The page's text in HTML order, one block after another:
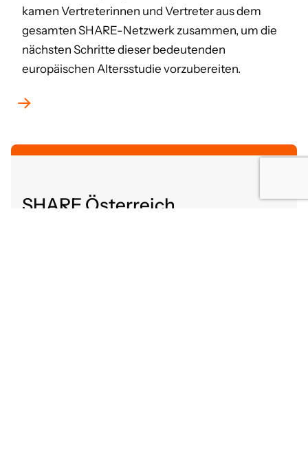
kamen Vertreterinnen und Vertreter aus dem
gesamten SHARE-Netzwerk zusammen, um die
nächsten Schritte dieser bedeutenden
europäischen Altersstudie vorzubereiten.
SHARE Österreich